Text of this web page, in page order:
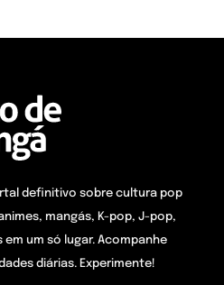
definitivo sobre cultura pop
mangás, K-pop, J-pop,
um só lugar. Acompanhe
diárias. Experimente!